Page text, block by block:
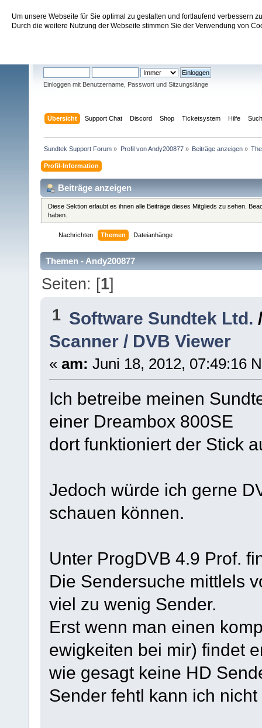
Um unsere Webseite für Sie optimal zu gestalten und fortlaufend verbessern
Durch die weitere Nutzung der Webseite stimmen Sie der Verwendung von
Sundtek Support Forum
Einloggen mit Benutzername, Passwort und Sitzungslänge
Übersicht Support Chat Discord Shop Ticketsystem Hilfe
Sundtek Support Forum » Profil von Andy200877» Beiträge anzeigen»
Profil-Information
Beiträge anzeigen
Diese Sektion erlaubt es ihnen alle Beiträge dieses Mitglieds zu sehen.
haben.
Nachrichten Themen Dateianhänge
Themen - Andy200877
Seiten: [1]
1 Software Sundtek Ltd.
Scanner / DVB Viewer
« am: Juni 18, 2012, 07:49:16
Ich betreibe meinen
einer Dreambox 800SE
dort funktioniert der Stick
Jedoch würde ich gerne
schauen können.
Unter ProgDVB 4.9 Prof.
Die Sendersuche mittlels
viel zu wenig Sender.
Erst wenn man einen
ewigkeiten bei mir) findet
wie gesagt keine HD
Sender fehtl kann ich